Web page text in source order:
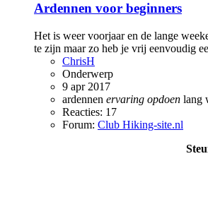
Ardennen voor beginners
Het is weer voorjaar en de lange
te zijn maar zo heb je vrij eenvoudig
ChrisH
Onderwerp
9 apr 2017
ardennen ervaring opdoen lang
Reacties: 17
Forum: Club Hiking-site.nl